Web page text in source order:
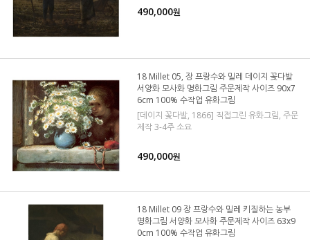
490,000원
18 Millet 05, 장 프랑수와 밀레 데이지 꽃다발
서양화 모사화 명화그림 주문제작 사이즈 90x7
6cm 100% 수작업 유화그림
[데이지 꽃다발, 1866] 직접그린 유화그림, 주문
제작 3-4주 소요
490,000원
18 Millet 09 장 프랑수와 밀레 키질하는 농부
명화그림 서양화 모사화 주문제작 사이즈 63x9
0cm 100% 수작업 유화그림